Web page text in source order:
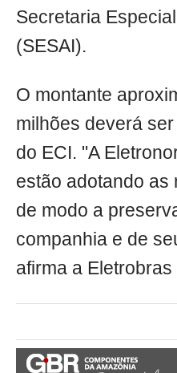
Secretaria
(SESAI).
O montante
milhões deverá
do ECI. "A
estão adotando as
de modo a
companhia e de
afirma a